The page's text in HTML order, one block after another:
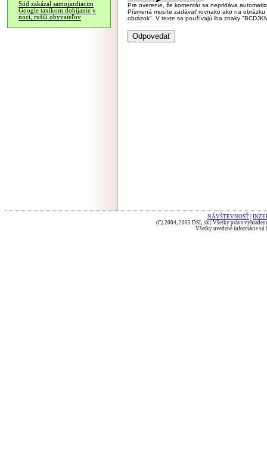
Súd zakázal samojazdiacim
Google taxíkom dobíjanie v
noci, rušili obyvateľov
Pre overenie, že komentár sa nepridáva
Písmená musíte zadávať rovnako ako na
obrázok". V texte sa používajú iba znaky
NÁVŠTEVNOSŤ
(C) 2004, 2005 DSL.sk | Všetky práva
Všetky uvedené informácie sú